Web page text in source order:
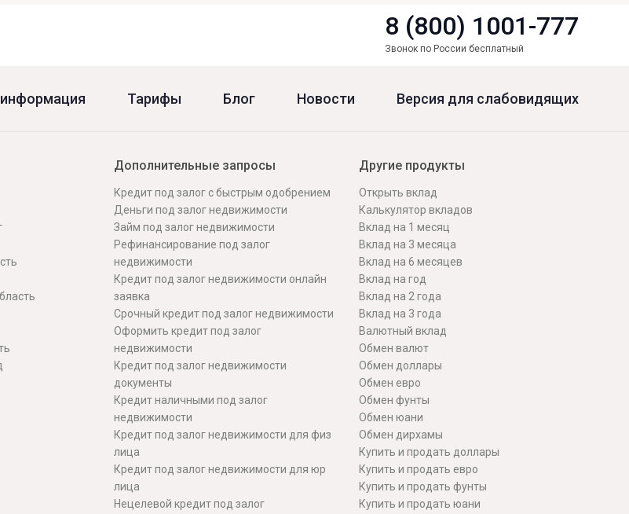
8 (800) 1001-777
Звонок по России бесплатный
Тарифы Блог Новости Версия для слабовидящих
Дополнительные запросы
Кредит под залог с быстрым одобрением
Деньги под залог недвижимости
Займ под залог недвижимости
Рефинансирование под залог
недвижимости
Кредит под залог недвижимости онлайн
заявка
Срочный кредит под залог недвижимости
Оформить кредит под залог
недвижимости
Кредит под залог недвижимости
документы
Кредит наличными под залог
недвижимости
Кредит под залог недвижимости для физ
лица
Кредит под залог недвижимости для юр
лица
Нецелевой кредит под залог
Другие продукты
Открыть вклад
Калькулятор вкладов
Вклад на 1 месяц
Вклад на 3 месяца
Вклад на 6 месяцев
Вклад на год
Вклад на 2 года
Вклад на 3 года
Валютный вклад
Обмен валют
Обмен доллары
Обмен евро
Обмен фунты
Обмен юани
Обмен дирхамы
Купить и продать доллары
Купить и продать евро
Купить и продать фунты
Купить и продать юани